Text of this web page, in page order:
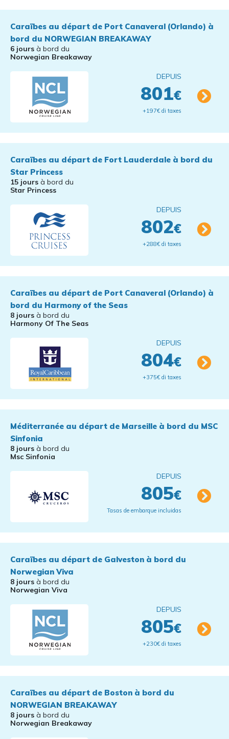
Caraïbes au départ de Port Canaveral (Orlando) à
bord du NORWEGIAN BREAKAWAY
6 jours à bord du
Norwegian Breakaway
DEPUIS
801€
+197€ di taxes
Caraïbes au départ de Fort Lauderdale à bord du
Star Princess
15 jours à bord du
Star Princess
DEPUIS
802€
+288€ di taxes
Caraïbes au départ de Port Canaveral (Orlando) à
bord du Harmony of the Seas
8 jours à bord du
Harmony Of The Seas
DEPUIS
804€
+375€ di taxes
Méditerranée au départ de Marseille à bord du MSC
Sinfonia
8 jours à bord du
Msc Sinfonia
DEPUIS
805€
Tasas de embarque incluidas
Caraïbes au départ de Galveston à bord du
Norwegian Viva
8 jours à bord du
Norwegian Viva
DEPUIS
805€
+230€ di taxes
Caraïbes au départ de Boston à bord du
NORWEGIAN BREAKAWAY
8 jours à bord du
Norwegian Breakaway